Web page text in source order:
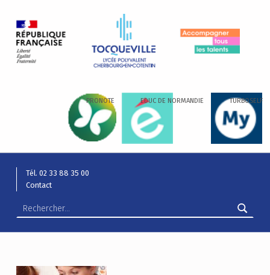
PRONOTE EDUC DE NORMANDIE TURBOSELF
Tél. 02 33 88 35 00
Contact